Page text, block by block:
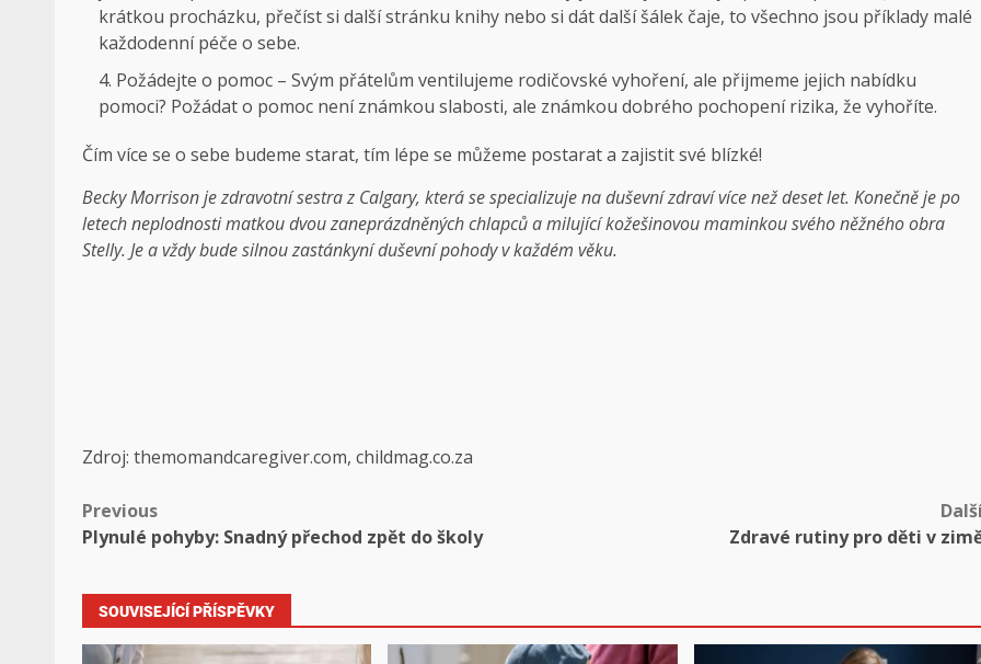
krátkou procházku, přečíst si další stránku knihy nebo si dát další šálek čaje, to všechno jsou příklady malé
každodenní péče o sebe.
Požádejte o pomoc – Svým přátelům ventilujeme rodičovské vyhoření, ale přijmeme jejich nabídku
pomoci? Požádat o pomoc není známkou slabosti, ale známkou dobrého pochopení rizika, že vyhoříte.
Čím více se o sebe budeme starat, tím lépe se můžeme postarat a zajistit své blízké!
Becky Morrison je zdravotní sestra z Calgary, která se specializuje na duševní zdraví více než deset let. Konečně je po
letech neplodnosti matkou dvou zaneprázdněných chlapců a milující kožešinovou maminkou svého něžného obra
Stelly. Je a vždy bude silnou zastánkyní duševní pohody v každém věku.
Zdroj: themomandcaregiver.com, childmag.co.za
Previous
Plynulé pohyby: Snadný přechod zpět do školy
Zdravé rutiny pro děti v
SOUVISEJÍCÍ PŘÍSPĚVKY